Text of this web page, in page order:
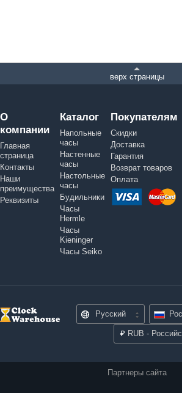
верх страницы
О
компании
Главная
страница
Контакты
Наши
преимущества
Реквизиты
Каталог
Напольные
часы
Настенные
часы
Настольные
часы
Будильники
Часы
Hermle
Часы
Kieninger
Часы Seiko
Покупателям
Скидки
Доставка
Гарантия
Возврат товаров
Оплата
Русский
₽ RUB -
Партнеры сайта